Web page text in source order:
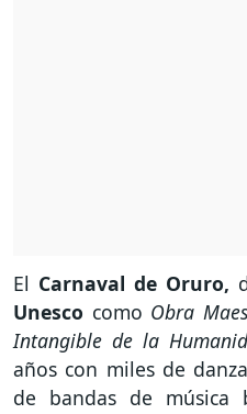
El Carnaval de Oruro,
Unesco como Obra
Intangible de la
años con miles de
de bandas de